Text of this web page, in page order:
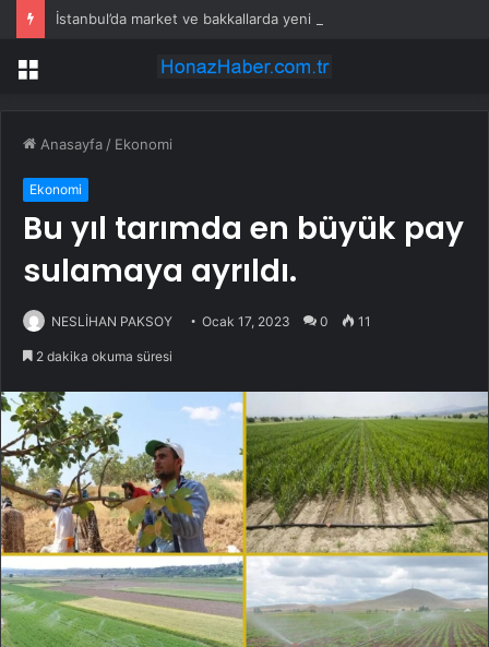
Menü
Anasayfa / Ekonomi
Ekonomi
Bu yıl tarımda en büyük pay
sulamaya ayrıldı.
NESLİHAN PAKSOY Ocak 17, 2023 0 11
2 dakika okuma süresi